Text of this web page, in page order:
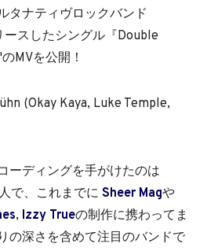
タナティヴロックバンド
スしたシングル『Double
MVを公開！
(Okay Kaya, Luke Temple,
ーディングを手がけたのは
で、これまでに Sheer Magや
, Izzy Trueの制作に携わってま
の深さを含めて注目のバンドで